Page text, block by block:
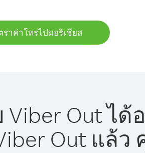
ราค่าโทรไปมอริเชียส
Out ได้
Out แล้